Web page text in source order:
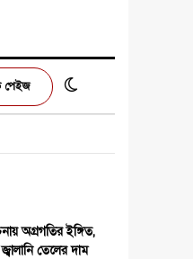
পেইজ
অগ্রগতির ইঙ্গিত,
তেলের দাম